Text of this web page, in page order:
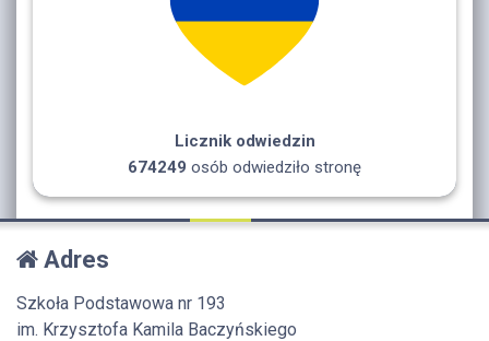
Licznik odwiedzin
674249 osób odwiedziło stronę
Adres
Szkoła Podstawowa nr 193
im. Krzysztofa Kamila Baczyńskiego